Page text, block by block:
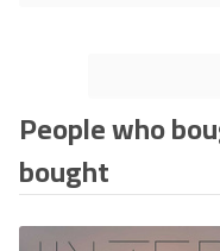
People who
bought